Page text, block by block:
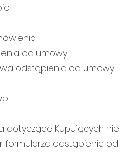
od umowy
odstąpienia od umowy
dotyczące Kupujących
formularza odstąpienia